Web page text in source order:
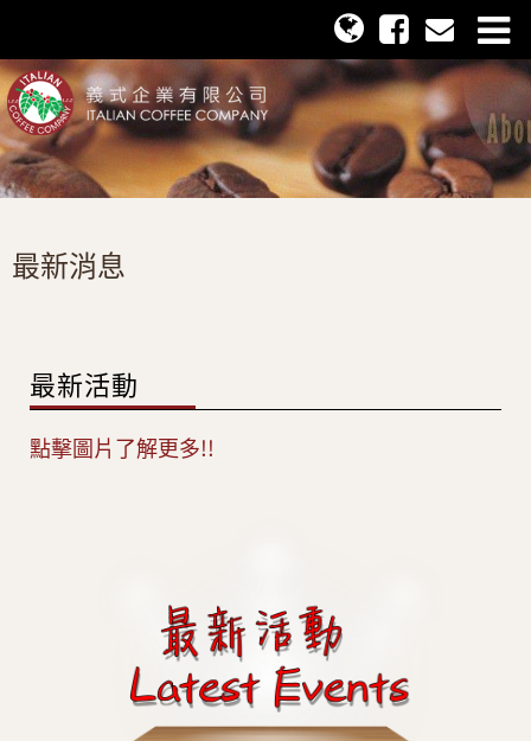
最新消息
最新活動
點擊圖片了解更多!!